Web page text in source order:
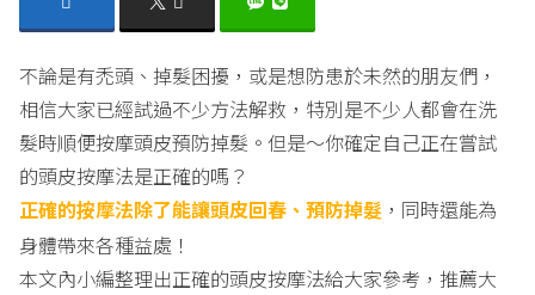
不論是有禿頭、掉髮困擾，或是想防患於未然的朋友們，
相信大家已經試過不少方法解救，特別是不少人都會在洗
髮時順便按摩頭皮預防掉髮。但是～你確定自己正在嘗試
的頭皮按摩法是正確的嗎？
正確的按摩法除了能讓頭皮回春、預防掉髮 ，同時還能為
身體帶來各種益處！
本文內小編整理出正確的頭皮按摩法給大家參考，推薦大